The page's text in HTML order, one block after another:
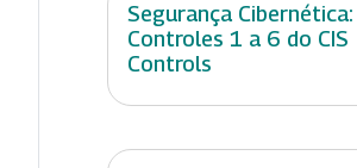
Segurança Cibernética:
Controles 1 a 6 do CIS
Controls